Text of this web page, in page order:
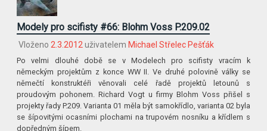
Modely pro scifisty #66: Blohm Voss P.209.02
Vloženo 2.3.2012 uživatelem Michael Střelec Pešťák
Po velmi dlouhé době se v Modelech pro scifisty vracím k
německým projektům z konce WW II. Ve druhé polovině války se
němečtí konstruktéři věnovali celé řadě projektů letounů s
proudovým pohonem. Richard Vogt u firmy Blohm Voss přišel s
projekty řady P.209. Varianta 01 měla být samokřídlo, varianta 02 byla
se šípovitými ocasními plochami na trupovém nosníku a křídlem s
dopředným šípem.